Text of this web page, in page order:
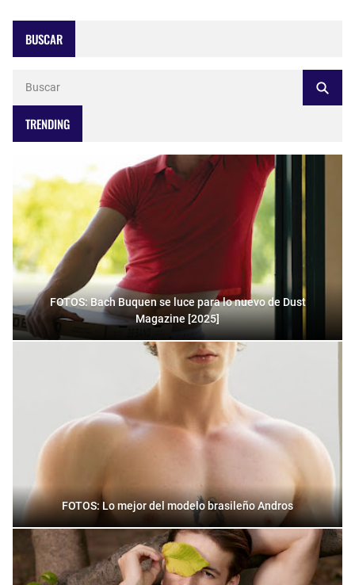
BUSCAR
TRENDING
FOTOS: Bach Buquen se luce para lo nuevo de Dust
Magazine [2025]
FOTOS: Lo mejor del modelo brasileño Andros